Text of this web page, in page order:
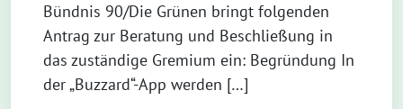
Bündnis 90/Die Grünen bringt folgenden
Antrag zur Beratung und Beschließung in
das zuständige Gremium ein: Begründung In
der „Buzzard“-App werden […]